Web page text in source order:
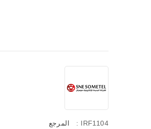
المرجع : IRF1104